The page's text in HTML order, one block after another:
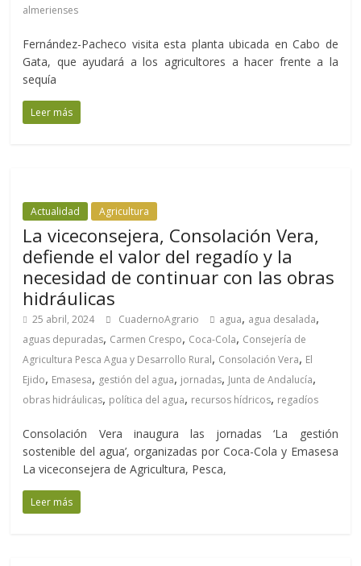
almerienses
Fernández-Pacheco visita esta planta ubicada en Cabo de
Gata, que ayudará a los agricultores a hacer frente a la
sequía
Leer más
Actualidad Agricultura
La viceconsejera, Consolación Vera,
defiende el valor del regadío y la
necesidad de continuar con las obras
hidráulicas
25 abril, 2024 CuadernoAgrario agua, agua desalada,
aguas depuradas, Carmen Crespo, Coca-Cola, Consejería de
Agricultura Pesca Agua y Desarrollo Rural, Consolación Vera, El
Ejido, Emasesa, gestión del agua, jornadas, Junta de Andalucía,
obras hidráulicas, política del agua, recursos hídricos, regadíos
Consolación Vera inaugura las jornadas ‘La gestión
sostenible del agua’, organizadas por Coca-Cola y Emasesa
La viceconsejera de Agricultura, Pesca,
Leer más